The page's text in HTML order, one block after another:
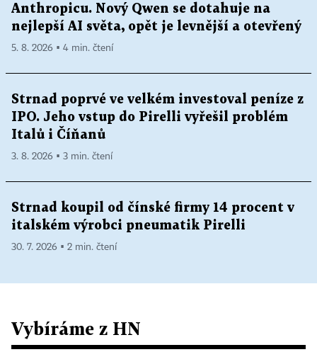
Anthropicu. Nový Qwen se dotahuje na
nejlepší AI světa, opět je levnější a otevřený
5. 8. 2026 ▪ 4 min. čtení
Strnad poprvé ve velkém investoval peníze z
IPO. Jeho vstup do Pirelli vyřešil problém
Italů i Číňanů
3. 8. 2026 ▪ 3 min. čtení
Strnad koupil od čínské firmy 14 procent v
italském výrobci pneumatik Pirelli
30. 7. 2026 ▪ 2 min. čtení
Vybíráme z HN